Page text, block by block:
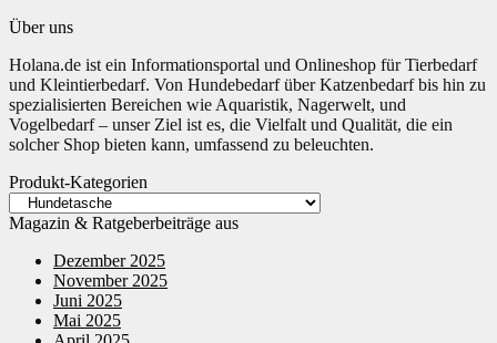
Über uns
Holana.de ist ein Informationsportal und Onlineshop für Tierbedarf
und Kleintierbedarf. Von Hundebedarf über Katzenbedarf bis hin zu
spezialisierten Bereichen wie Aquaristik, Nagerwelt, und
Vogelbedarf – unser Ziel ist es, die Vielfalt und Qualität, die ein
solcher Shop bieten kann, umfassend zu beleuchten.
Produkt-Kategorien
Magazin & Ratgeberbeiträge aus
Dezember 2025
November 2025
Juni 2025
Mai 2025